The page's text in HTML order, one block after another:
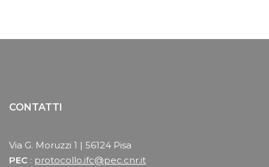
CONTATTI
Via G. Moruzzi 1 | 56124 Pisa
PEC : protocollo.ifc@pec.cnr.it